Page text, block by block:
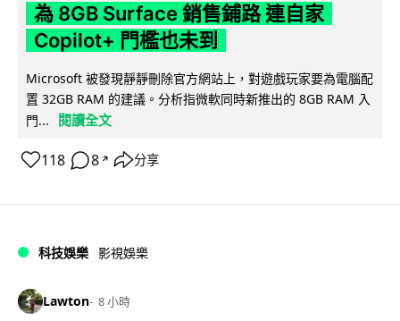
為 8GB Surface 銷售鋪路 連自家
Copilot+ 門檻也未到
Microsoft 被發現靜靜刪除官方網站上，對遊戲玩家要為電腦配
置 32GB RAM 的建議。分析指微軟同時新推出的 8GB RAM 入
門...
閱讀全文
118 8 ↗ 分享
科技娛樂 影視娛樂
Lawton 8 小時